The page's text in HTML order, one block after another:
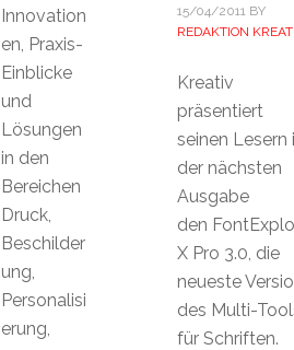
15/04/2011BY
REDAKTION
Kreativ
präsentiert
seinen Lesern
der nächsten
Ausgabe
den
X Pro 3.0, die
neueste
des Multi-
für Schriften.
Innovation
en, Praxis-
Einblicke
und
Lösungen
in den
Bereichen
Druck,
Beschilder
ung,
Personalisi
erung,